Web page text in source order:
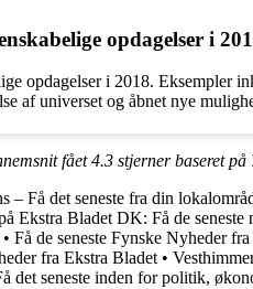
opdagelser i
opdagelser i 2018. Eksempler
af universet og åbnet nye
fået4.3 stjerner baseret på
– Få det seneste fra din
Ekstra Bladet DK: Få de seneste
• Få de seneste Fynske Nyheder
fra Ekstra Bladet •
det seneste inden for politik,